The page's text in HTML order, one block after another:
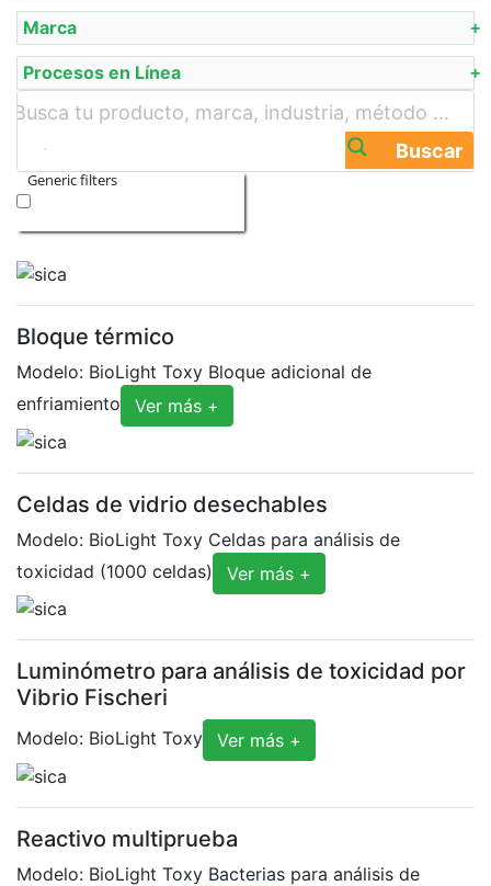
Marca
Procesos en Línea
Buscar
Generic filters
Bloque térmico
Modelo: BioLight Toxy Bloque adicional de
enfriamiento
Ver más +
Celdas de vidrio desechables
Modelo: BioLight Toxy Celdas para análisis de
toxicidad (1000 celdas)
Ver más +
Luminómetro para análisis de toxicidad por
Vibrio Fischeri
Modelo: BioLight Toxy Ver más +
Reactivo multiprueba
Modelo: BioLight Toxy Bacterias para análisis de